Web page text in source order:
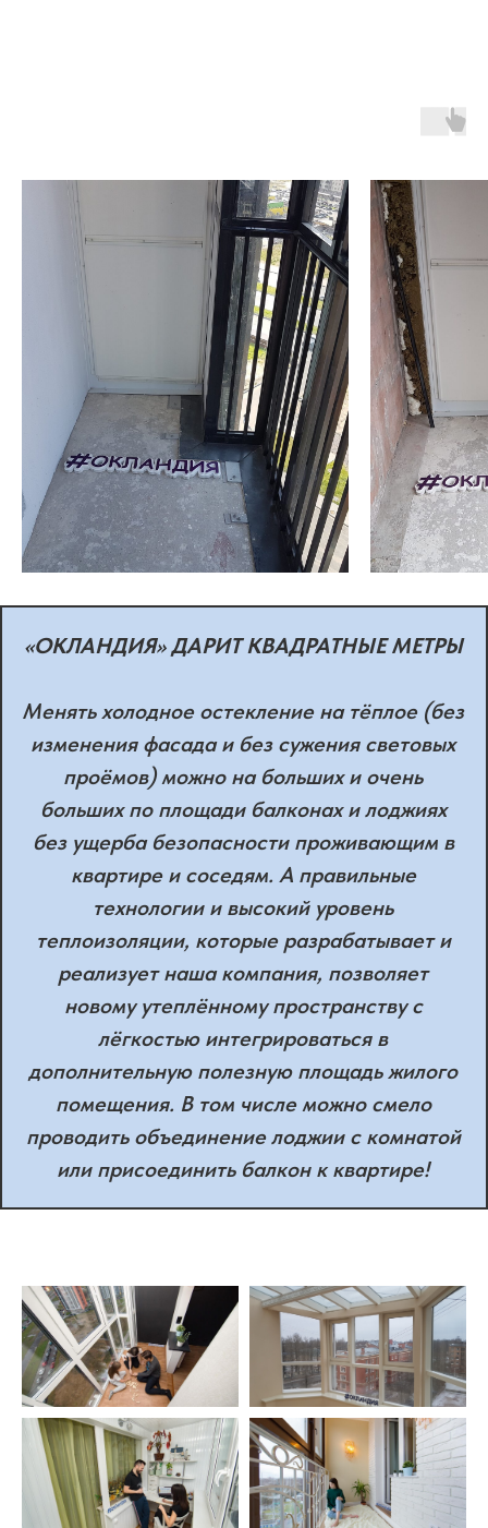
«ОКЛАНДИЯ» ДАРИТ КВАДРАТНЫЕ МЕТРЫ
Менять холодное остекление на тёплое (без
изменения фасада и без сужения световых
проёмов) можно на больших и очень
больших по площади балконах и лоджиях
без ущерба безопасности проживающим в
квартире и соседям. А правильные
технологии и высокий уровень
теплоизоляции, которые разрабатывает и
реализует наша компания, позволяет
новому утеплённому пространству с
лёгкостью интегрироваться в
дополнительную полезную площадь жилого
помещения. В том числе можно смело
проводить объединение лоджии с комнатой
или присоединить балкон к квартире!